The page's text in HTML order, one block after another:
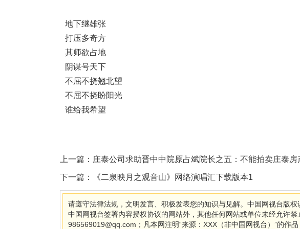
地下继雄张
打压多奇方
其师欲占地
阴谋号天下
不屈不挠翘北望
不屈不挠盼阳光
谁给我希望
上一篇： 庄泰公司求助晋中中院原占斌院长之五：不能拍卖庄泰房
下一篇： 《二泉映月之观音山》网络演唱汇下载版本1
请遵守法律法规，文明发言、积极发表您的知识与见解。中国网视台版
中国网视台签署内容授权协议的网站外，其他任何网站或单位未经允许
986569019@qq.com；凡本网注明“来源：XXX（非中国网视台）”的作